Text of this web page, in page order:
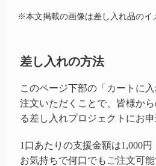
※本文掲載の画像は差し入れ品のイ
差し入れの方法
このページ下部の「カートに
注文いただくことで、皆様か
る差し入れプロジェクトにお申
1口あたりの支援金額は1,000円
お気持ちで何口でもご注文可能